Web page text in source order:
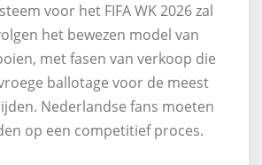
voor het FIFA WK 2026 zal
het bewezen model van
met fasen van verkoop die
ballotage voor de meest
Nederlandse fans moeten
op een competitief proces.